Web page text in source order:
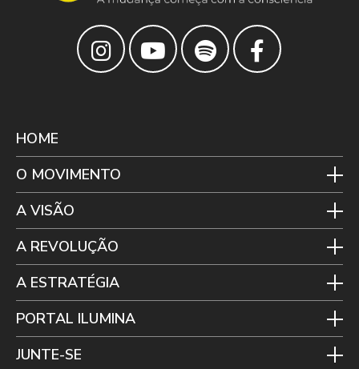
HOME
O MOVIMENTO
A VISÃO
A REVOLUÇÃO
A ESTRATÉGIA
PORTAL ILUMINA
JUNTE-SE